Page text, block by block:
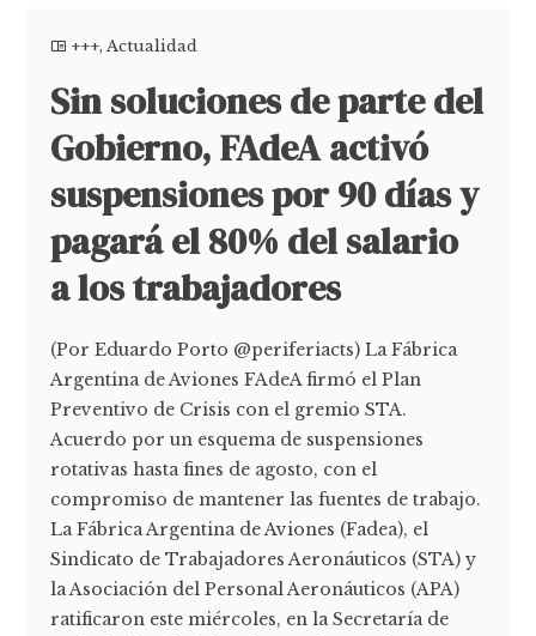
+++,Actualidad
Sin soluciones de parte del
Gobierno, FAdeA activó
suspensiones por 90 días y
pagará el 80% del salario
a los trabajadores
(Por Eduardo Porto @periferiacts) La Fábrica
Argentina de Aviones FAdeA firmó el Plan
Preventivo de Crisis con el gremio STA.
Acuerdo por un esquema de suspensiones
rotativas hasta fines de agosto, con el
compromiso de mantener las fuentes de trabajo.
La Fábrica Argentina de Aviones (Fadea), el
Sindicato de Trabajadores Aeronáuticos (STA) y
la Asociación del Personal Aeronáuticos (APA)
ratificaron este miércoles, en la Secretaría de